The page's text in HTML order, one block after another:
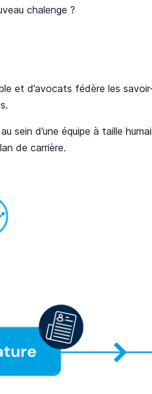
chalenge ?
et d’avocats fédère les
sein d’une équipe à taille
de carrière.